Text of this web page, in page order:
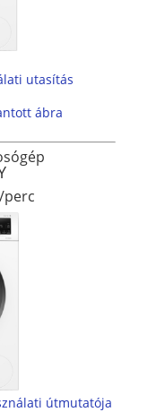
utasítás
ábra
perc
útmutatója